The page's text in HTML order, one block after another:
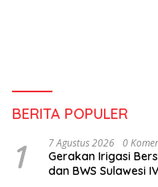
BERITA POPULER
1 7 Agustus 2026 0
Gerakan Irigasi
dan BWS Sulawesi